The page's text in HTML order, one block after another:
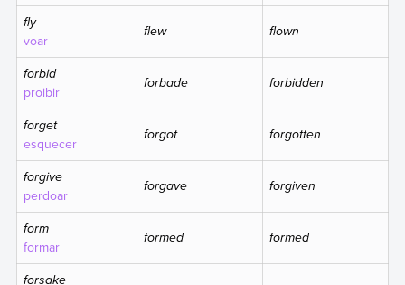
fly
voar flew flown
forbid
proibir forbade forbidden
forget
esquecer forgot forgotten
forgive
perdoar forgave forgiven
form
formar formed formed
forsake